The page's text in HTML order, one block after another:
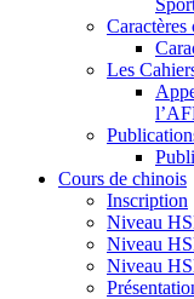
Caractères
Les
Cours de chinois
Inscription
Niveau
Niveau
Niveau